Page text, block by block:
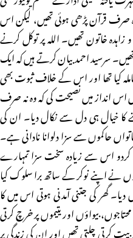
صرف قرآن پڑھی ہوئی تھیں، لیکن اس
خاتون تھیں۔ اللہ پر توکل کرنے
سرسید احمد بیان کرتے ہیں کہ ایک
کیا تھا اور اس کے خلاف ثبوت بھی
اس انداز میں نصیحت کی کہ وہ نہ صرف
کا خیال ہی دل سے نکال دیا۔ ان کی
حاکموں سے سزا دلوانا نادانی ہے۔
کردو اس سے زیادہ سخت سزا تمہارے
نے اپنے نوکر کے ساتھ برا سلوک کیا
گھر کی جتنی آمدنی ہوتی اس میں کا
بیواؤں اور یتیموں پر خرچ کرتی
کرتی چلتی تھیں اور ان کی زندگی پر